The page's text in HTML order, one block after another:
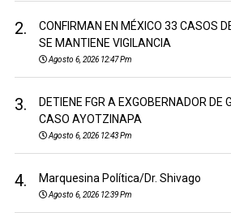
2.
CONFIRMAN EN MÉXICO 33 CASOS
SE MANTIENE VIGILANCIA
Agosto 6, 2026 12:47 Pm
3.
DETIENE FGR A EXGOBERNADOR DE
CASO AYOTZINAPA
Agosto 6, 2026 12:43 Pm
4. Marquesina Política/Dr. Shivago
Agosto 6, 2026 12:39 Pm